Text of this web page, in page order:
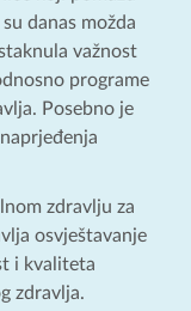
danas možda
važnost
programe
Posebno je
zdravlju za
osvještavanje
i kvaliteta
zdravlja.